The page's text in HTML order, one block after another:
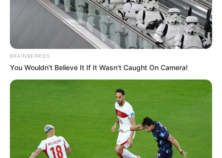
BRAINBERRIES
You Wouldn't Believe It If It Wasn't Caught On Camera!